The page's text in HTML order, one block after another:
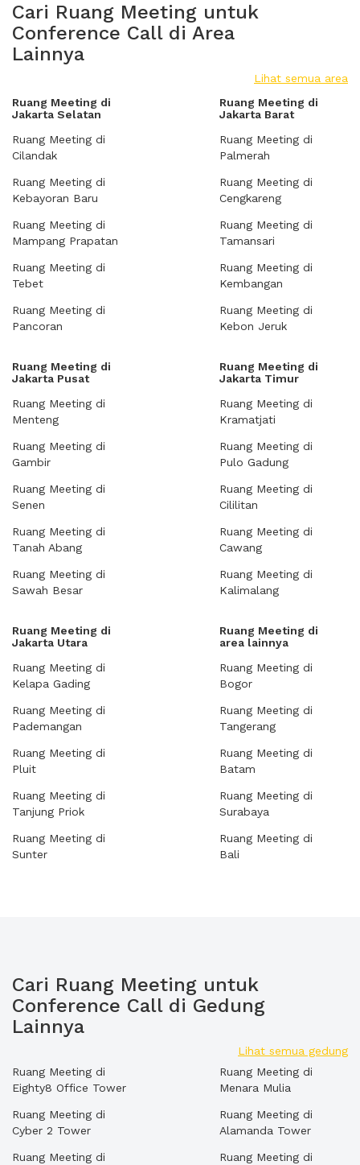
Cari Ruang Meeting untuk
Conference Call di Area
Lainnya
Lihat semua area
Ruang Meeting di
Jakarta Selatan
Ruang Meeting di
Cilandak
Ruang Meeting di
Kebayoran Baru
Ruang Meeting di
Mampang Prapatan
Ruang Meeting di
Tebet
Ruang Meeting di
Pancoran
Ruang Meeting di
Jakarta Barat
Ruang Meeting di
Palmerah
Ruang Meeting di
Cengkareng
Ruang Meeting di
Tamansari
Ruang Meeting di
Kembangan
Ruang Meeting di
Kebon Jeruk
Ruang Meeting di
Jakarta Pusat
Ruang Meeting di
Menteng
Ruang Meeting di
Gambir
Ruang Meeting di
Senen
Ruang Meeting di
Tanah Abang
Ruang Meeting di
Sawah Besar
Ruang Meeting di
Jakarta Timur
Ruang Meeting di
Kramatjati
Ruang Meeting di
Pulo Gadung
Ruang Meeting di
Cililitan
Ruang Meeting di
Cawang
Ruang Meeting di
Kalimalang
Ruang Meeting di
Jakarta Utara
Ruang Meeting di
Kelapa Gading
Ruang Meeting di
Pademangan
Ruang Meeting di
Pluit
Ruang Meeting di
Tanjung Priok
Ruang Meeting di
Sunter
Ruang Meeting di
area lainnya
Ruang Meeting di
Bogor
Ruang Meeting di
Tangerang
Ruang Meeting di
Batam
Ruang Meeting di
Surabaya
Ruang Meeting di
Bali
Cari Ruang Meeting untuk
Conference Call di Gedung
Lainnya
Lihat semua gedung
Ruang Meeting di
Eighty8 Office Tower
Ruang Meeting di
Cyber 2 Tower
Ruang Meeting di
Ruang Meeting di
Menara Mulia
Ruang Meeting di
Alamanda Tower
Ruang Meeting di